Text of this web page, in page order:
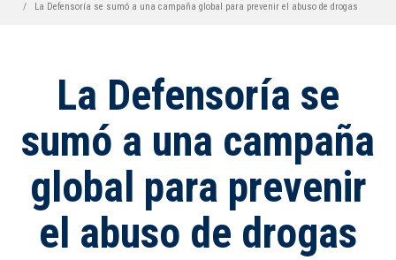
La Defensoría se sumó a una campaña global para prevenir el abuso de drogas
La Defensoría se
sumó a una campaña
global para prevenir
el abuso de drogas